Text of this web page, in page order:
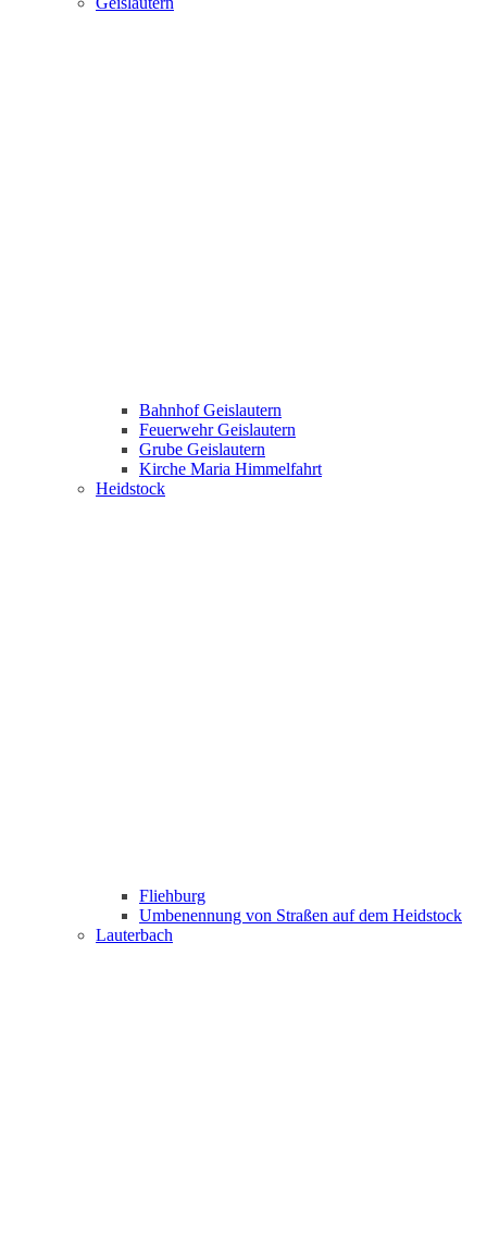
Bahnhof Geislautern
Feuerwehr Geislautern
Grube Geislautern
Kirche Maria Himmelfahrt
Heidstock
Fliehburg
Umbenennung von Straßen auf dem Heidstock
Lauterbach